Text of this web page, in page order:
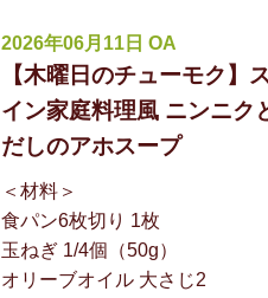
2026年06月11日 OA
【木曜日のチューモク】
イン家庭料理風 ニンニク
だしのアホスープ
＜材料＞
食パン6枚切り 1枚
玉ねぎ 1/4個（50g）
オリーブオイル 大さじ2